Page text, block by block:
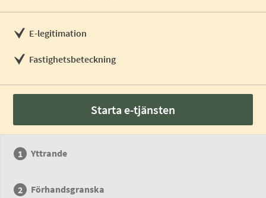
E-legitimation
Fastighetsbeteckning
Starta e-tjänsten
Yttrande
Förhandsgranska